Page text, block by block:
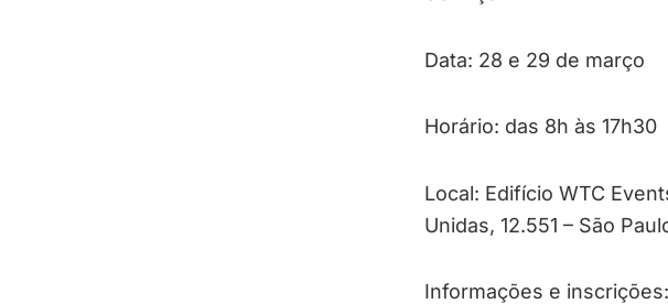
Data: 28 e 29 de março
Horário: das 8h às 17h30
Local: Edifício WTC
Unidas, 12.551 – São
Informações e